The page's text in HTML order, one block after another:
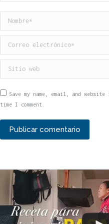
Nombre *
Correo electrónico *
Sitio web
Save my name, email, and
time I comment.
Publicar comentario